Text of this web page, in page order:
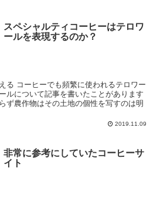
スペシャルティコーヒーはテロワ
ールを表現するのか？
る コーヒーでも頻繁に使われるテロワー
ルについて記事を書いたことがあります
ず農作物はその土地の個性を写すのは明
2019.11.09
非常に参考にしていたコーヒーサ
イト